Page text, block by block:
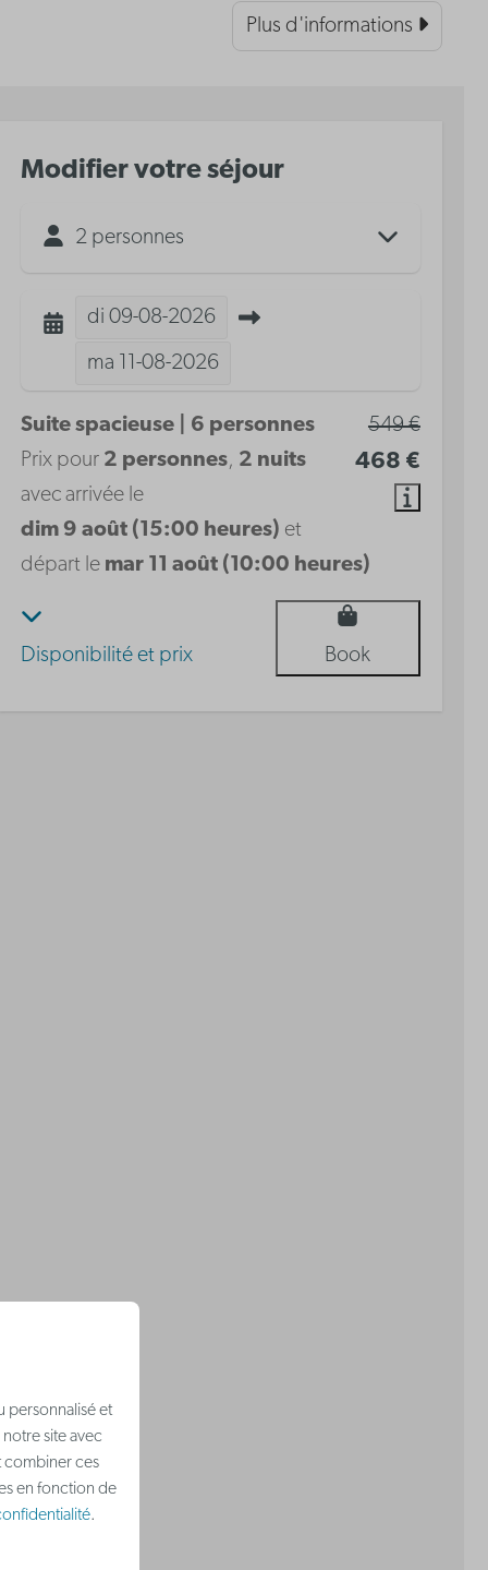
Plus d'informations
Modifier votre séjour
2 personnes
di 09-08-2026
ma 11-08-2026
549 €
468 €
Suite spacieuse | 6 personnes
Prix pour 2 personnes, 2 nuits
avec arrivée le
dim 9 août (15:00 heures) et
départ le mar 11 août (10:00 heures)
Disponibilité et prix Book
personnalisé et
site avec
combiner ces
en fonction de
.